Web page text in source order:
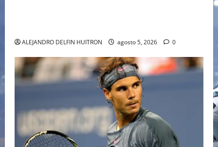
ALEJANDRO DELFIN HUITRON agosto 5, 2026 0